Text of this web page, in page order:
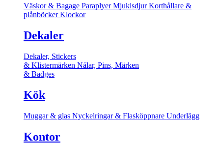
Väskor & Bagage ParaplyerMjukisdjurKorthållare &
plånböckerKlockor
Dekaler
Dekaler, Stickers
& Klistermärken Nålar, Pins, Märken
& Badges
Kök
Muggar & glas Nyckelringar & Flasköppnare Underlägg
Kontor